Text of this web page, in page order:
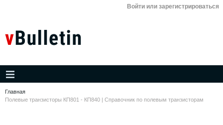
Войти или зарегистрироваться
Главная
Полевые транзисторы КП801 - КП840 | Справочник по полевым транзисторам